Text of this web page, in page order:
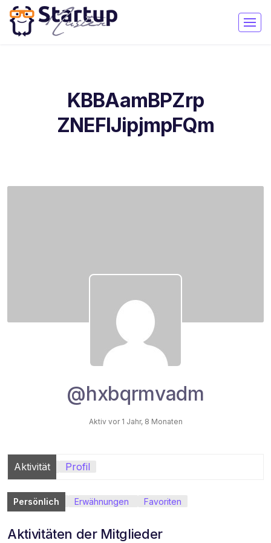
KBBAamBPZrp
ZNEFIJipjmpFQm
@hxbqrmvadm
Aktiv vor 1 Jahr, 8 Monaten
Aktivität Profil
Persönlich Erwähnungen Favoriten
Aktivitäten der Mitglieder